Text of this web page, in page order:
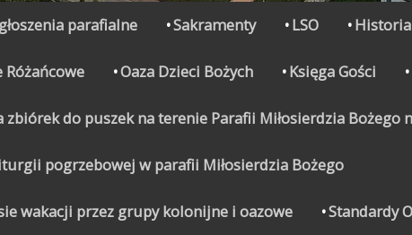
parafialne Sakramenty LSO Historia
Różańcowe Oaza Dzieci Bożych Księga Gości
do puszek na terenie Parafii Miłosierdzia
pogrzebowej w parafii Miłosierdzia Bożego
wakacji przez grupy kolonijne i oazowe Standardy